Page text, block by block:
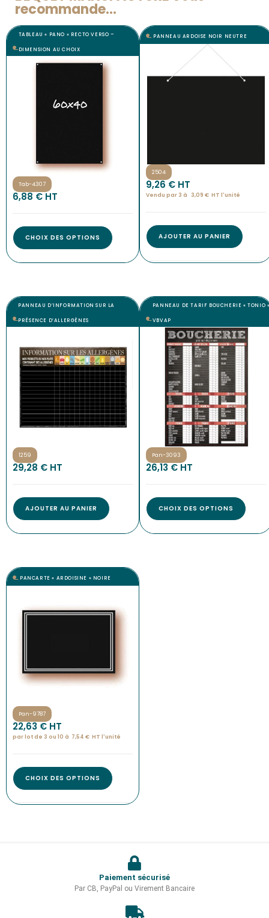
recommande...
TABLEAU « PANO » RECTO VERSO –
DIMENSION AU CHOIX
Tab-4307
6,88 € HT
CHOIX DES OPTIONS
PANNEAU ARDOISE NOIR NEUTRE
2504
9,26 € HT
Vendu par 3 à 3,09 € HT l'unité
AJOUTER AU PANIER
PANNEAU D’INFORMATION SUR LA
PRÉSENCE D’ALLERGÈNES
1259
29,28 € HT
AJOUTER AU PANIER
PANNEAU DE TARIF BOUCHERIE « TONIO
VBVAP
Pan-3093
26,13 € HT
CHOIX DES OPTIONS
PANCARTE « ARDOISINE » NOIRE
Pan-9787
22,63 € HT
par lot de 3 ou 10 à 7,54 € HT l'unité
CHOIX DES OPTIONS
Paiement sécurisé
Par CB, PayPal ou Virement Bancaire